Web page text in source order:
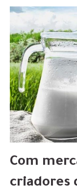
Com
criadores